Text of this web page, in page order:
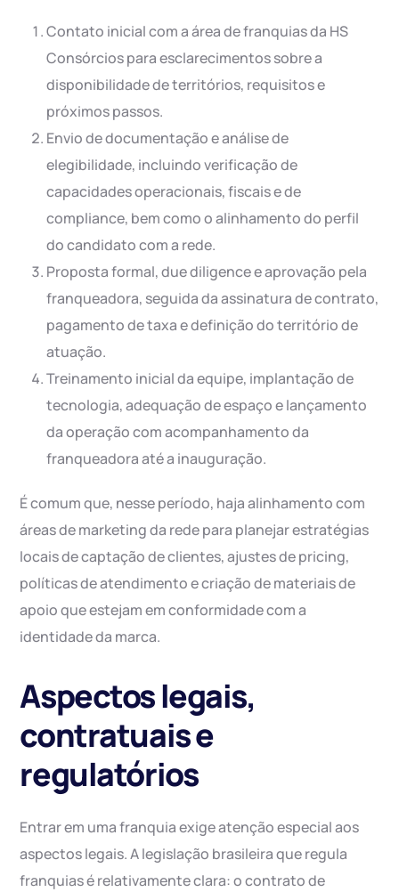
Contato inicial com a área de franquias da HS
Consórcios para esclarecimentos sobre a
disponibilidade de territórios, requisitos e
próximos passos.
Envio de documentação e análise de
elegibilidade, incluindo verificação de
capacidades operacionais, fiscais e de
compliance, bem como o alinhamento do perfil
do candidato com a rede.
Proposta formal, due diligence e aprovação pela
franqueadora, seguida da assinatura de contrato,
pagamento de taxa e definição do território de
atuação.
Treinamento inicial da equipe, implantação de
tecnologia, adequação de espaço e lançamento
da operação com acompanhamento da
franqueadora até a inauguração.
É comum que, nesse período, haja alinhamento com
áreas de marketing da rede para planejar estratégias
locais de captação de clientes, ajustes de pricing,
políticas de atendimento e criação de materiais de
apoio que estejam em conformidade com a
identidade da marca.
Aspectos legais,
contratuais e
regulatórios
Entrar em uma franquia exige atenção especial aos
aspectos legais. A legislação brasileira que regula
franquias é relativamente clara: o contrato de